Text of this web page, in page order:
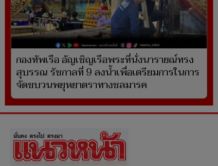
กองทัพเรือ อัญเชิญเรือพระที่นั่งนารายณ์ทรง
สุบรรณ รัชกาลที่ 9 ลงน้ำเพื่อเตรียมการในการ
จัดขบวนพยุหยาตราทางชลมารค